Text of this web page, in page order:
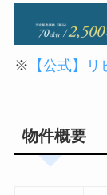
※ 【公式】
物件概要